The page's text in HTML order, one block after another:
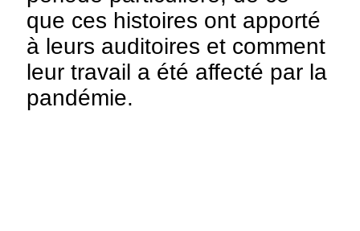
que ces histoires ont apporté
à leurs auditoires et comment
leur travail a été affecté par la
pandémie.